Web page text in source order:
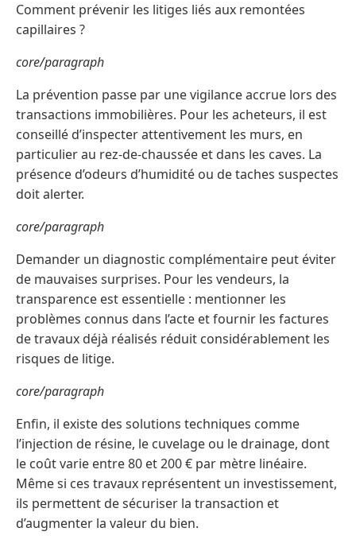
Comment prévenir les litiges liés aux remontées
capillaires ?
core/paragraph
La prévention passe par une vigilance accrue lors des
transactions immobilières. Pour les acheteurs, il est
conseillé d’inspecter attentivement les murs, en
particulier au rez-de-chaussée et dans les caves. La
présence d’odeurs d’humidité ou de taches suspectes
doit alerter.
core/paragraph
Demander un diagnostic complémentaire peut éviter
de mauvaises surprises. Pour les vendeurs, la
transparence est essentielle : mentionner les
problèmes connus dans l’acte et fournir les factures
de travaux déjà réalisés réduit considérablement les
risques de litige.
core/paragraph
Enfin, il existe des solutions techniques comme
l’injection de résine, le cuvelage ou le drainage, dont
le coût varie entre 80 et 200 € par mètre linéaire.
Même si ces travaux représentent un investissement,
ils permettent de sécuriser la transaction et
d’augmenter la valeur du bien.